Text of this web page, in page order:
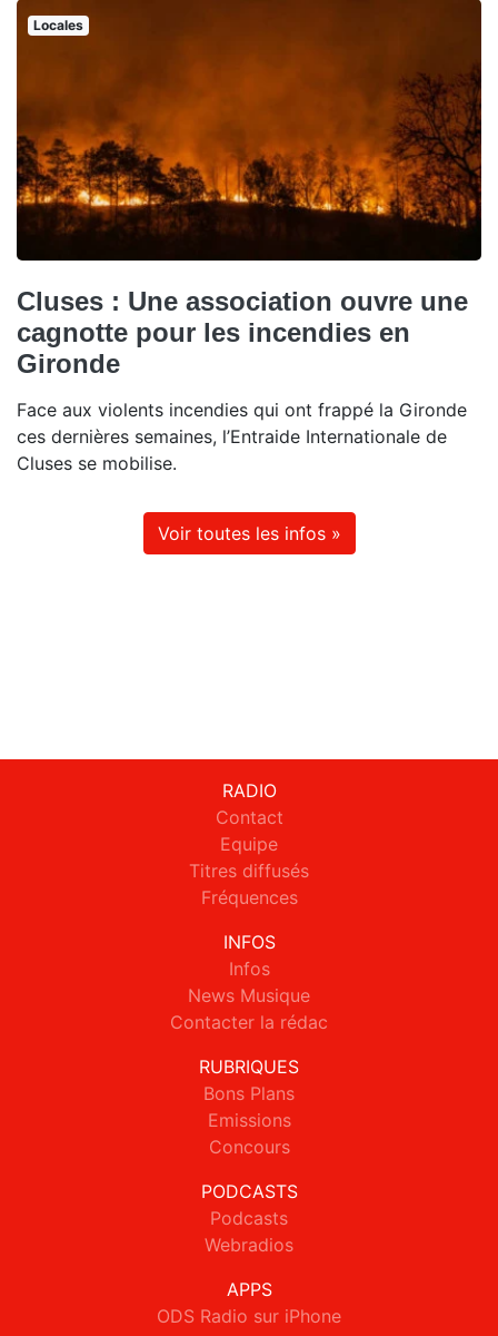
Locales
Cluses : Une association ouvre une
cagnotte pour les incendies en
Gironde
Face aux violents incendies qui ont frappé la Gironde
ces dernières semaines, l’Entraide Internationale de
Cluses se mobilise.
Voir toutes les infos »
RADIO
Contact
Equipe
Titres diffusés
Fréquences
INFOS
Infos
News Musique
Contacter la rédac
RUBRIQUES
Bons Plans
Emissions
Concours
PODCASTS
Podcasts
Webradios
APPS
ODS Radio sur iPhone